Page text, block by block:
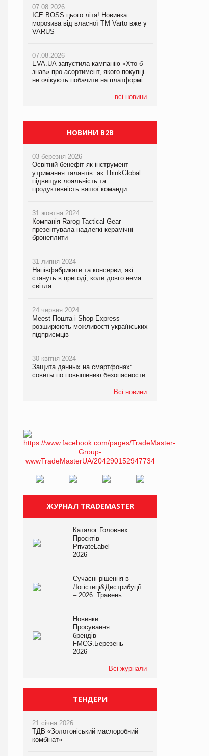
07.08.2026
ICE BOSS цього літа! Новинка
морозива від власної ТМ Varto вже у
VARUS
07.08.2026
EVA.UA запустила кампанію «Хто б
знав» про асортимент, якого покупці
не очікують побачити на платформі
всі новини
06.08.2026
Смачна новинка для хвостатих: у
VARUS з’явилися паучі Varto Paw
05.08.2026
Мережа супермаркетів VARUS купує
мережу магазинів формату
компанія налічуватиме 374 магазини
07.08.2026
Франція заборонила рекламні дзвінки
НОВИНИ B2B
03 березня 2026
Освітній бенефіт як інструмент
утримання талантів: як ThinkGlobal
підвищує лояльність та
продуктивність вашої команди
31 жовтня 2024
Компанія Rarog Tactical Gear
презентувала надлегкі керамічні
бронеплити
31 липня 2024
Напівфабрикати та консерви, які
стануть в пригоді, коли довго нема
світла
24 червня 2024
Meest Пошта і Shop-Express
розширюють можливості українських
підприємців
30 квітня 2024
Защита данных на смартфонах:
советы по повышению безопасности
Всі новини
ЖУРНАЛ TRADEMASTER
Каталог Головних
Проєктів
PrivateLabel –
2026
Сучасні рішення в
Логістиці&Дистрибуції
– 2026. Травень
Новинки.
Просування
брендів
FMCG.Березень
2026
Всі журнали
ТЕНДЕРИ
21 січня 2026
ТДВ «Золотоніський маслоробний
комбінат»